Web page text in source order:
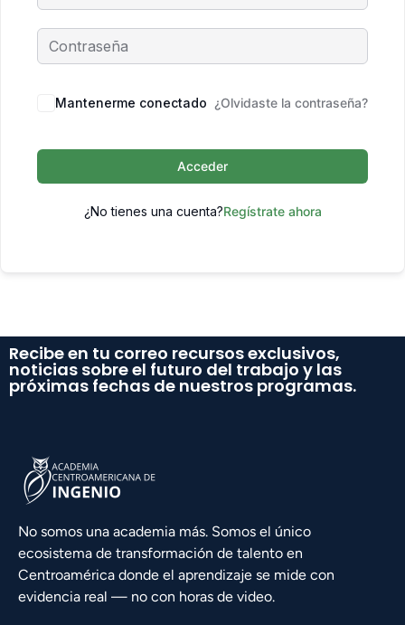
Mantenerme conectado ¿Olvidaste la contraseña?
Acceder
¿No tienes una cuenta?Regístrate ahora
Recibe en tu correo recursos exclusivos,
noticias sobre el futuro del trabajo y las
próximas fechas de nuestros programas.
No somos una academia más. Somos el único
ecosistema de transformación de talento en
Centroamérica donde el aprendizaje se mide con
evidencia real — no con horas de video.